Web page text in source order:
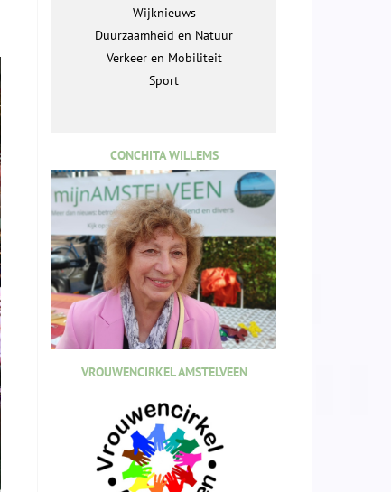
Wijknieuws
Duurzaamheid en Natuur
Verkeer en Mobiliteit
Sport
CONCHITA WILLEMS
VROUWENCIRKEL AMSTELVEEN